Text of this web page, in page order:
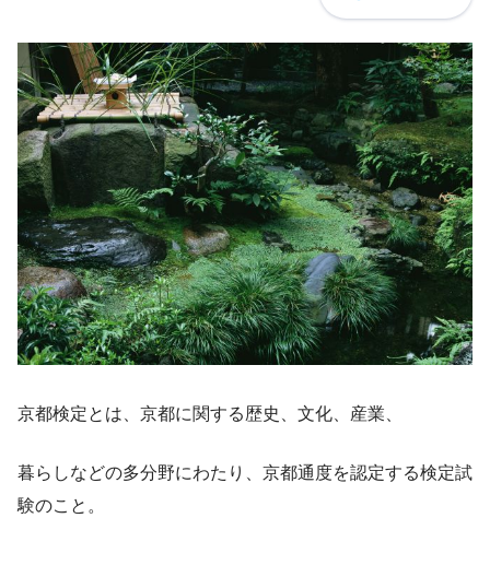
京都検定とは、京都に関する歴史、文化、産業、
暮らしなどの多分野にわたり、京都通度を認定する検定試
験のこと。